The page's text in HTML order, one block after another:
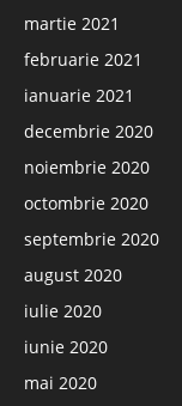
martie 2021
februarie 2021
ianuarie 2021
decembrie 2020
noiembrie 2020
octombrie 2020
septembrie 2020
august 2020
iulie 2020
iunie 2020
mai 2020